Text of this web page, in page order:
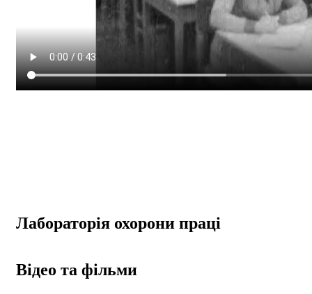
Лабораторія охорони праці
Відео та фільми